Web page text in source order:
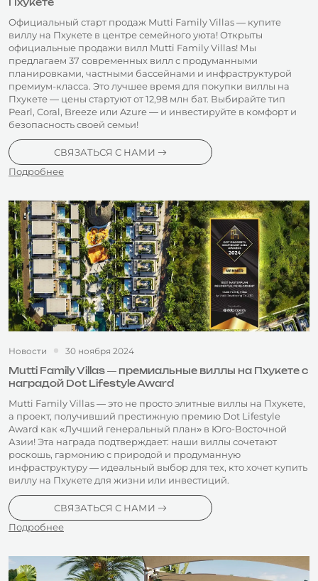
Пхукете
Официальный старт продаж Mutti Family Villas — купите
виллу на Пхукете в центре семейного уюта! Открыты
официальные продажи вилл Mutti Family Villas! Мы
предлагаем 37 современных вилл с продуманными
планировками, частными бассейнами и инфраструктурой
премиум-класса. Это лучшее время для покупки виллы на
Пхукете — цены стартуют от 12,98 млн бат. Выбирайте тип
Pearl, Coral, Breeze или Azure — и инвестируйте в комфорт и
безопасность своей семьи!
СВЯЗАТЬСЯ С НАМИ
Подробнее
Новости 30 ноября 2024
Mutti Family Villas — премиальные виллы на Пхукете с
наградой Dot Lifestyle Award
Mutti Family Villas — это не просто элитные виллы на Пхукете,
а проект, получивший престижную премию Dot Lifestyle
Award как «Лучший генеральный план» в Юго-Восточной
Азии! Эта награда подтверждает: наши виллы сочетают
роскошь, гармонию с природой и продуманную
инфраструктуру — идеальный выбор для тех, кто хочет купить
виллу на Пхукете для жизни или инвестиций.
СВЯЗАТЬСЯ С НАМИ
Подробнее